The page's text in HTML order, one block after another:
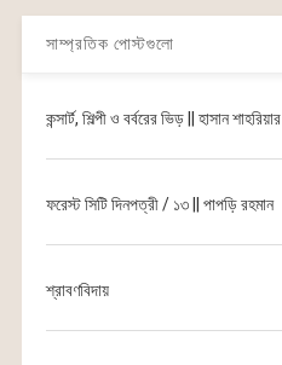
সাম্প্রতিক পোস্টগুলো
কন্সার্ট, শিল্পী ও বর্বরের ভিড় || হাসান শাহরিয়ার
ফরেস্ট সিটি দিনপত্রী / ১৩ || পাপড়ি রহমান
শ্রাবণবিদায়